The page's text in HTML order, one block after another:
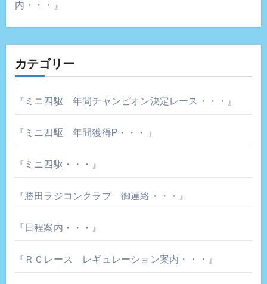
内・・・』
カテゴリー
『ミニ四駆 年間チャンピオン決定レース・・・』
『ミニ四駆 年間獲得P・・・」
『ミニ四駆・・・』
『勝田ラジコンクラブ 御連絡・・・』
『日程案内・・・』
『ＲＣレース レギュレーション案内・・・』